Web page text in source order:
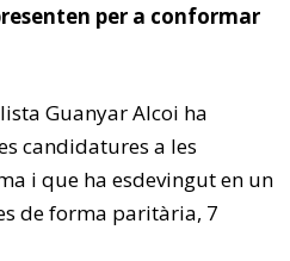
per a conformar
Guanyar Alcoi ha
candidatures a les
i que ha esdevingut en un
de forma paritària, 7